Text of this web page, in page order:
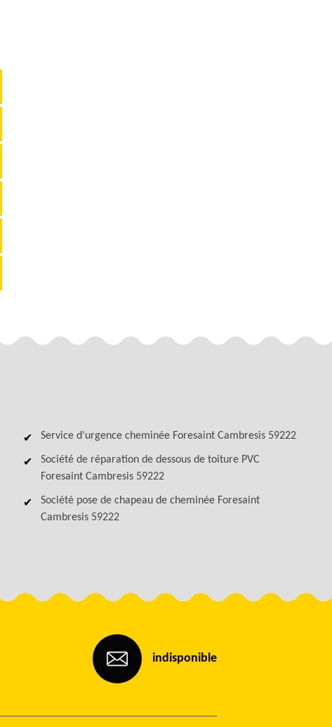
Service d'urgence cheminée Foresaint Cambresis 59222
Société de réparation de dessous de toiture PVC
Foresaint Cambresis 59222
Société pose de chapeau de cheminée Foresaint
Cambresis 59222
indisponible